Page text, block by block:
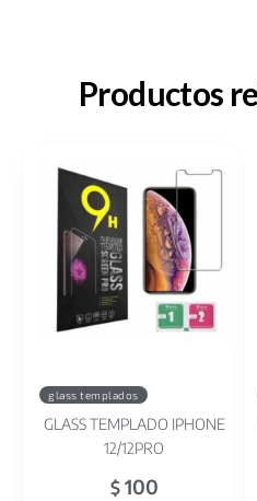
Productos
glass templados
GLASS TEMPLADO IPHONE
12/12PRO
$100